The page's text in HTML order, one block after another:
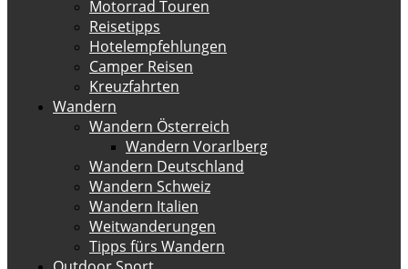
Motorrad Touren
Reisetipps
Hotelempfehlungen
Camper Reisen
Kreuzfahrten
Wandern
Wandern Österreich
Wandern Vorarlberg
Wandern Deutschland
Wandern Schweiz
Wandern Italien
Weitwanderungen
Tipps fürs Wandern